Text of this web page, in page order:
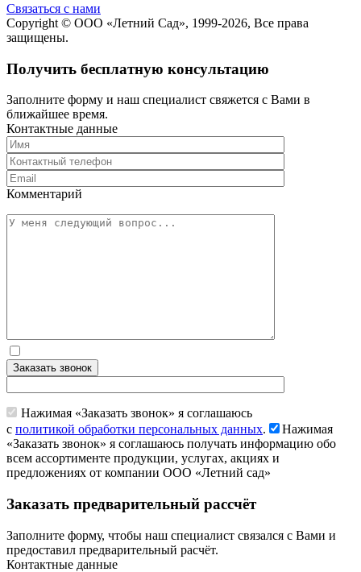
Cвязаться с нами
Copyright © ООО «Летний Сад», 1999-2026, Все права
защищены.
Получить бесплатную консультацию
Заполните форму и наш специалист свяжется с Вами в
ближайшее время.
Контактные данные
Комментарий
Заказать звонок
Нажимая «Заказать звонок» я соглашаюсь
с политикой обработки персональных данных.
Нажимая
«Заказать звонок» я соглашаюсь получать информацию обо
всем ассортименте продукции, услугах, акциях и
предложениях от компании ООО «Летний сад»
Заказать предварительный рассчёт
Заполните форму, чтобы наш специалист связался с Вами и
предоставил предварительный расчёт.
Контактные данные